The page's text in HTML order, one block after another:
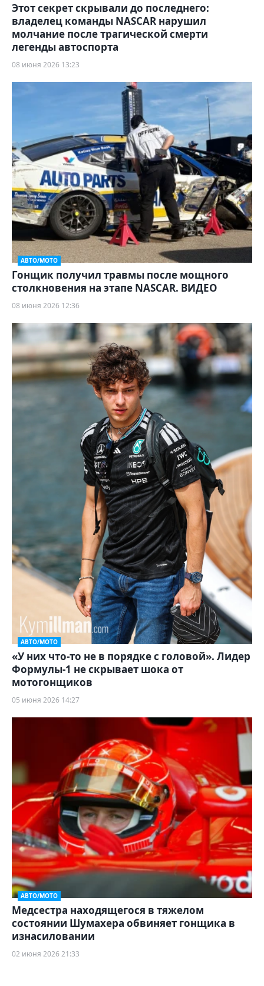
Этот секрет скрывали до последнего:
владелец команды NASCAR нарушил
молчание после трагической смерти
легенды автоспорта
08 июня 2026 13:23
АВТО/МОТО
Гонщик получил травмы после мощного
столкновения на этапе NASCAR. ВИДЕО
08 июня 2026 12:36
АВТО/МОТО
«У них что-то не в порядке с головой». Лидер
Формулы-1 не скрывает шока от
мотогонщиков
05 июня 2026 14:27
АВТО/МОТО
Медсестра находящегося в тяжелом
состоянии Шумахера обвиняет гонщика в
изнасиловании
02 июня 2026 21:33